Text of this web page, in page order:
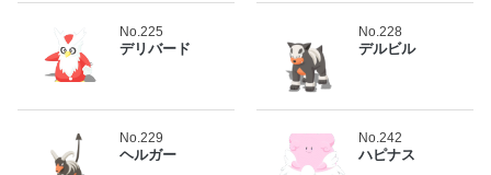
No.225
デリバード
No.228
デルビル
No.229
ヘルガー
No.242
ハピナス